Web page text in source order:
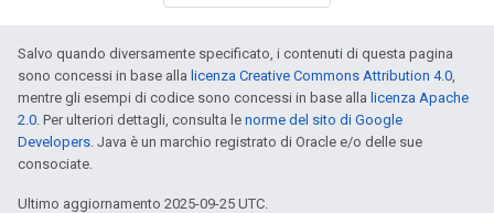
Salvo quando diversamente specificato, i contenuti di questa pagina
sono concessi in base alla licenza Creative Commons Attribution 4.0,
mentre gli esempi di codice sono concessi in base alla licenza Apache
2.0. Per ulteriori dettagli, consulta le norme del sito di Google
Developers. Java è un marchio registrato di Oracle e/o delle sue
consociate.
Ultimo aggiornamento 2025-09-25 UTC.